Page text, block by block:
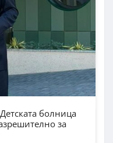
болница
за